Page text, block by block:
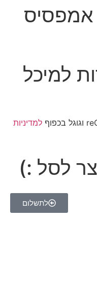
אמפסיס
למיכל
למדיניות
לסל :)
לתשלום